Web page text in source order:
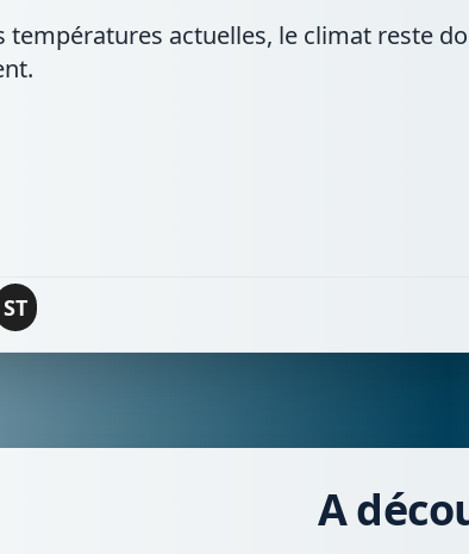
températures actuelles, le climat reste
ST
A